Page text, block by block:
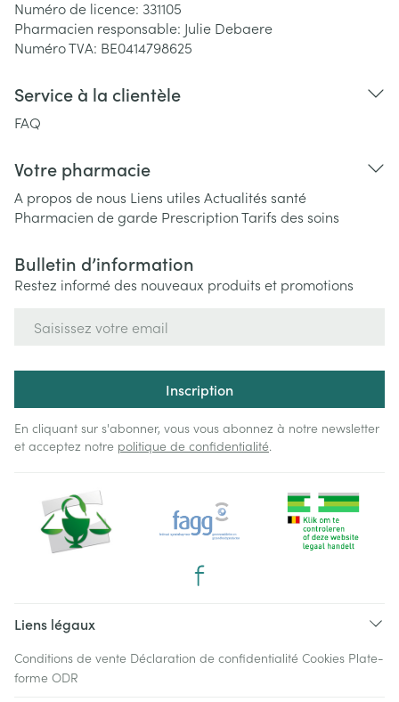
Numéro de licence: 331105
Pharmacien responsable: Julie Debaere
Numéro TVA: BE0414798625
Service à la clientèle
FAQ
Votre pharmacie
A propos de nous Liens utiles Actualités santé
Pharmacien de garde PrescriptionTarifs des soins
Bulletin d’information
Restez informé des nouveaux produits et promotions
Inscription
En cliquant sur s'abonner, vous vous abonnez à notre newsletter
et acceptez notre politique de confidentialité.
Liens légaux
Conditions de vente Déclaration de confidentialité Cookies Plate-
forme ODR